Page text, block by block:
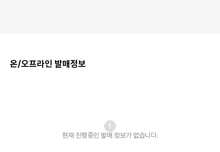
온/오프라인 발매정보
현재 진행중인 발매 정보가 없습니다.